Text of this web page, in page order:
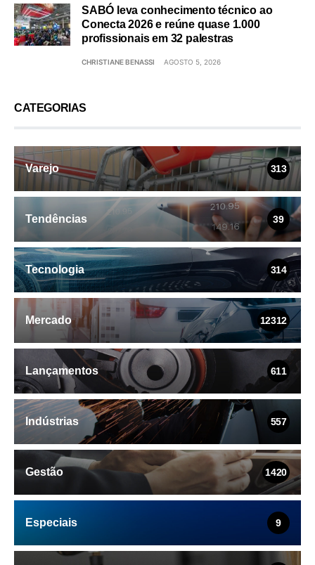
SABÓ leva conhecimento técnico ao
Conecta 2026 e reúne quase 1.000
profissionais em 32 palestras
CHRISTIANE BENASSI AGOSTO 5, 2026
CATEGORIAS
Varejo 313
Tendências 39
Tecnologia 314
Mercado 12312
Lançamentos 611
Indústrias 557
Gestão 1420
Especiais 9